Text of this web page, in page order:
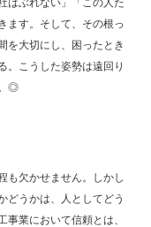
はぶれない」「この人た
ます。そして、その根っ
を大切にし、困ったとき
。こうした姿勢は遠回り
◎
も欠かせません。しかし
どうかは、人としてどう
業において信頼とは、